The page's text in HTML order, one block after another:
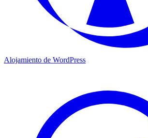
Alojamiento de WordPress